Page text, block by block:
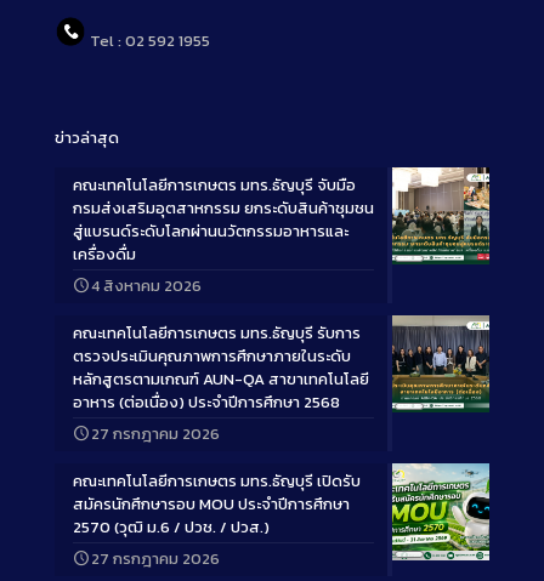
Tel : 02 592 1955
ข่าวล่าสุด
Long
คณะเทคโนโลยีการเกษตร มทร.ธัญบุรี จับมือ
กรมส่งเสริมอุตสาหกรรม ยกระดับสินค้าชุมชน
สู่แบรนด์ระดับโลกผ่านนวัตกรรมอาหารและ
เครื่องดื่ม
4 สิงหาคม 2026
Long
คณะเทคโนโลยีการเกษตร มทร.ธัญบุรี รับการ
ตรวจประเมินคุณภาพการศึกษาภายในระดับ
หลักสูตรตามเกณฑ์ AUN-QA สาขาเทคโนโลยี
อาหาร (ต่อเนื่อง) ประจำปีการศึกษา 2568
27 กรกฎาคม 2026
Long
คณะเทคโนโลยีการเกษตร มทร.ธัญบุรี เปิดรับ
สมัครนักศึกษารอบ MOU ประจำปีการศึกษา
2570 (วุฒิ ม.6 / ปวช. / ปวส.)
27 กรกฎาคม 2026